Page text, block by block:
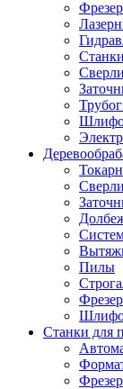
Пилы
Станки для